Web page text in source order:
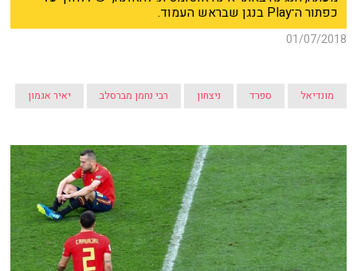
כפתור ה־Play בנגן שבראש העמוד.
01/07/2018
מונדיאל ספרד ניצחון רבי נחמן מברסלב יאיר אגמון